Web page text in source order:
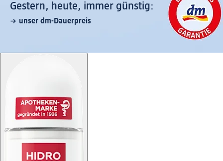
Gestern, heute, immer günstig:
unser dm-Dauerpreis